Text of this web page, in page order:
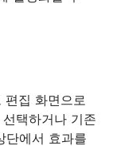
편집 화면으로
택하거나 기존
단에서 효과를